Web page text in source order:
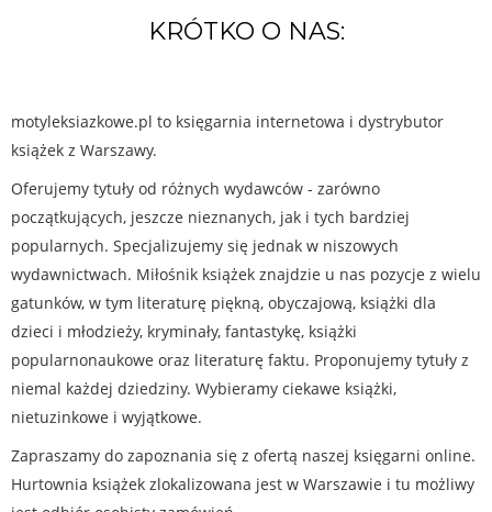
KRÓTKO O NAS:
motyleksiazkowe.pl to księgarnia internetowa i dystrybutor
książek z Warszawy.
Oferujemy tytuły od różnych wydawców - zarówno
początkujących, jeszcze nieznanych, jak i tych bardziej
popularnych. Specjalizujemy się jednak w niszowych
wydawnictwach. Miłośnik książek znajdzie u nas pozycje z wielu
gatunków, w tym literaturę piękną, obyczajową, książki dla
dzieci i młodzieży, kryminały, fantastykę, książki
popularnonaukowe oraz literaturę faktu. Proponujemy tytuły z
niemal każdej dziedziny. Wybieramy ciekawe książki,
nietuzinkowe i wyjątkowe.
Zapraszamy do zapoznania się z ofertą naszej księgarni online.
Hurtownia książek zlokalizowana jest w Warszawie i tu możliwy